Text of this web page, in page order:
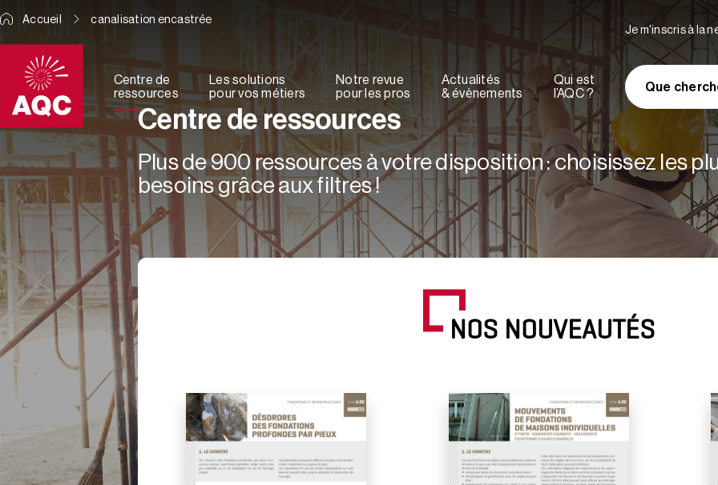
Centre de
ressources
Les solutions
pour vos métiers
Notre revue
pour les pros
Actualités
& évènements
Qui est
l’AQC ?
Je m'inscris à la
Que
Accueil canalisation encastrée
Centre de ressources
Plus de 900 ressources à votre disposition : choisissez les
besoins grâce aux filtres !
NOS NOUVEAUTÉS